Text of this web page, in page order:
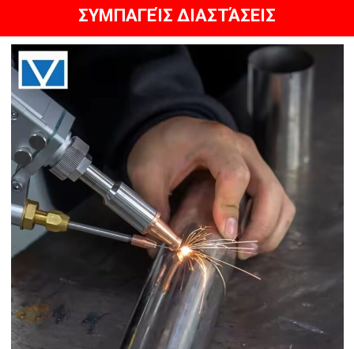
ΣΥΜΠΑΓΕΊΣ ΔΙΑΣΤΆΣΕΙΣ